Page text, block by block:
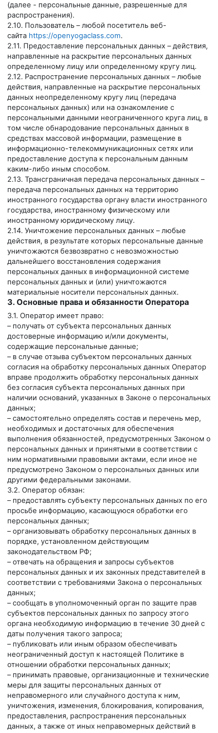
(далее - персональные данные, разрешенные для
распространения).
2.10. Пользователь – любой посетитель веб-
сайта https://openyogaclass.com.
2.11. Предоставление персональных данных – действия,
направленные на раскрытие персональных данных
определенному лицу или определенному кругу лиц.
2.12. Распространение персональных данных – любые
действия, направленные на раскрытие персональных
данных неопределенному кругу лиц (передача
персональных данных) или на ознакомление с
персональными данными неограниченного круга лиц, в
том числе обнародование персональных данных в
средствах массовой информации, размещение в
информационно-телекоммуникационных сетях или
предоставление доступа к персональным данным
каким-либо иным способом.
2.13. Трансграничная передача персональных данных –
передача персональных данных на территорию
иностранного государства органу власти иностранного
государства, иностранному физическому или
иностранному юридическому лицу.
2.14. Уничтожение персональных данных – любые
действия, в результате которых персональные данные
уничтожаются безвозвратно с невозможностью
дальнейшего восстановления содержания
персональных данных в информационной системе
персональных данных и (или) уничтожаются
материальные носители персональных данных.
3. Основные права и обязанности Оператора
3.1. Оператор имеет право:
– получать от субъекта персональных данных
достоверные информацию и/или документы,
содержащие персональные данные;
– в случае отзыва субъектом персональных данных
согласия на обработку персональных данных Оператор
вправе продолжить обработку персональных данных
без согласия субъекта персональных данных при
наличии оснований, указанных в Законе о персональных
данных;
– самостоятельно определять состав и перечень мер,
необходимых и достаточных для обеспечения
выполнения обязанностей, предусмотренных Законом о
персональных данных и принятыми в соответствии с
ним нормативными правовыми актами, если иное не
предусмотрено Законом о персональных данных или
другими федеральными законами.
3.2. Оператор обязан:
– предоставлять субъекту персональных данных по его
просьбе информацию, касающуюся обработки его
персональных данных;
– организовывать обработку персональных данных в
порядке, установленном действующим
законодательством РФ;
– отвечать на обращения и запросы субъектов
персональных данных и их законных представителей в
соответствии с требованиями Закона о персональных
данных;
– сообщать в уполномоченный орган по защите прав
субъектов персональных данных по запросу этого
органа необходимую информацию в течение 30 дней с
даты получения такого запроса;
– публиковать или иным образом обеспечивать
неограниченный доступ к настоящей Политике в
отношении обработки персональных данных;
– принимать правовые, организационные и технические
меры для защиты персональных данных от
неправомерного или случайного доступа к ним,
уничтожения, изменения, блокирования, копирования,
предоставления, распространения персональных
данных, а также от иных неправомерных действий в